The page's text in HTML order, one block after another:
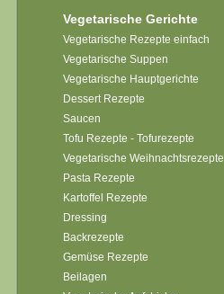
Vegetarische Gerichte
Vegetarische Rezepte einfach
Vegetarische Suppen
Vegetarische Hauptgerichte
Dessert Rezepte
Saucen
Tofu Rezepte - Tofurezepte
Vegetarische Weihnachtsrezepte
Pasta Rezepte
Kartoffel Rezepte
Dressing
Backrezepte
Gemüse Rezepte
Beilagen